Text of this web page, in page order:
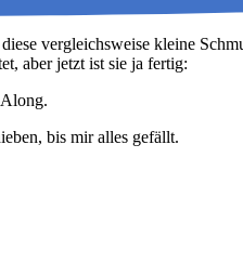
vergleichsweise kleine
aber jetzt ist sie ja fertig:
bis mir alles gefällt.